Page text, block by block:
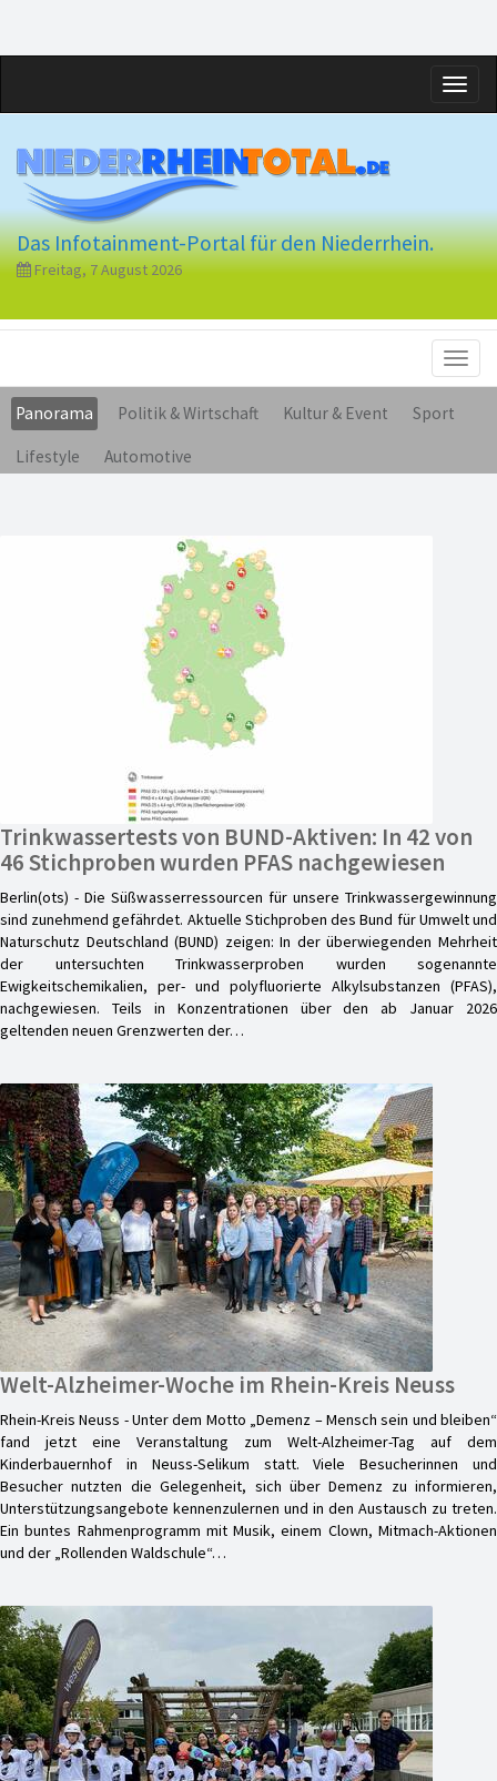
Das Infotainment-Portal für den Niederrhein.
Freitag, 7 August 2026
Panorama Politik & Wirtschaft Kultur & Event Sport
Lifestyle Automotive
Trinkwassertests von BUND-Aktiven: In 42 von
46 Stichproben wurden PFAS nachgewiesen
Berlin(ots) - Die Süßwasserressourcen für unsere Trinkwassergewinnung
sind zunehmend gefährdet. Aktuelle Stichproben des Bund für Umwelt und
Naturschutz Deutschland (BUND) zeigen: In der überwiegenden Mehrheit
der untersuchten Trinkwasserproben wurden sogenannte
Ewigkeitschemikalien, per- und polyfluorierte Alkylsubstanzen (PFAS),
nachgewiesen. Teils in Konzentrationen über den ab Januar 2026
geltenden neuen Grenzwerten der…
Welt-Alzheimer-Woche im Rhein-Kreis Neuss
Rhein-Kreis Neuss - Unter dem Motto „Demenz – Mensch sein und bleiben“
fand jetzt eine Veranstaltung zum Welt-Alzheimer-Tag auf dem
Kinderbauernhof in Neuss-Selikum statt. Viele Besucherinnen und
Besucher nutzten die Gelegenheit, sich über Demenz zu informieren,
Unterstützungsangebote kennenzulernen und in den Austausch zu treten.
Ein buntes Rahmenprogramm mit Musik, einem Clown, Mitmach-Aktionen
und der „Rollenden Waldschule“…